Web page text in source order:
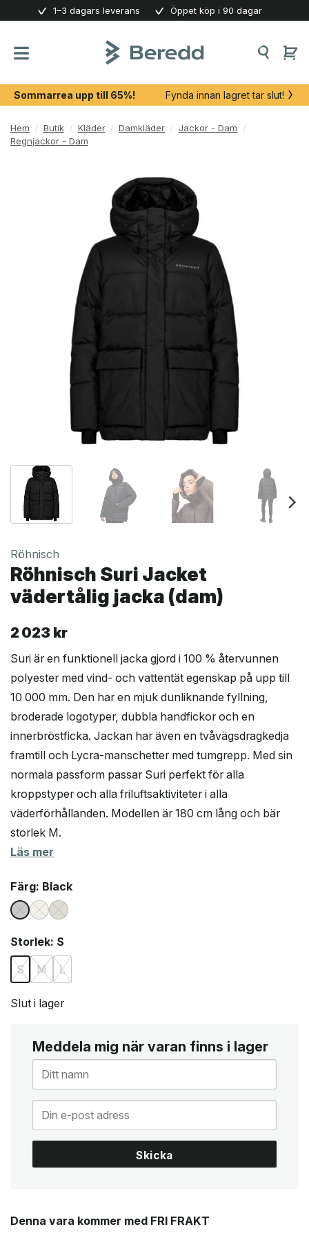
content
1–3 dagars leverans Öppet köp i 90 dagar
Sommarrea upp till 65%! Fynda innan lagret tar slut!
Hem / Butik / Kläder / Damkläder / Jackor - Dam
/
Regnjackor - Dam
Röhnisch
Röhnisch Suri Jacket
vädertålig jacka (dam)
2 023 kr
Suri är en funktionell jacka gjord i 100 % återvunnen
polyester med vind- och vattentät egenskap på upp till
10 000 mm. Den har en mjuk dunliknande fyllning,
broderade logotyper, dubbla handfickor och en
innerbröstficka. Jackan har även en tvåvägsdragkedja
framtill och Lycra-manschetter med tumgrepp. Med sin
normala passform passar Suri perfekt för alla
kroppstyper och alla friluftsaktiviteter i alla
väderförhållanden. Modellen är 180 cm lång och bär
storlek M.
Läs mer
Färg: Black
Storlek: S
S
M L
Slut i lager
Meddela mig när varan finns i lager
Skicka
Denna vara kommer med FRI FRAKT